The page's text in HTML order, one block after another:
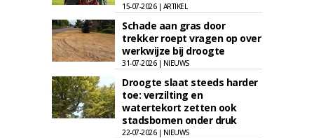
15-07-2026 | ARTIKEL
Schade aan gras door
trekker roept vragen op over
werkwijze bij droogte
31-07-2026 | NIEUWS
Droogte slaat steeds harder
toe: verzilting en
watertekort zetten ook
stadsbomen onder druk
22-07-2026 | NIEUWS